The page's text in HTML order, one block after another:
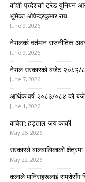
कोशी प्रदेशको ट्रेड युनियन
भूमिका-ओपेन्द्रकुमार राय
June 9, 2026
नेपालको वर्तमान राजनीतिक
June 9, 2026
नेपाल सरकारको बजेट २०८२/
June 7, 2026
आर्थिक वर्ष २०८३/०८४ को
June 1, 2026
कविता: हड्ताल-जय कार्की
May 25, 2026
सरकारले बालबालिकाको
May 22, 2026
कलाले मानिसहरूलाई